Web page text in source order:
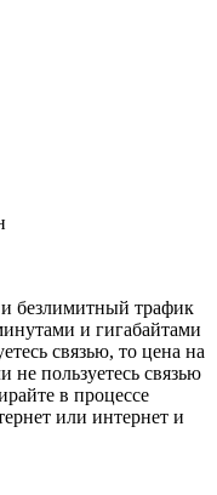
безлимитный трафик
и гигабайтами
связью, то цена на
не пользуетесь связью
в процессе
или интернет и